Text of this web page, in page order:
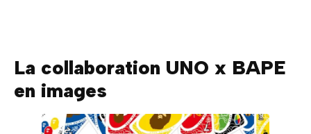
La collaboration UNO x BAPE
en images